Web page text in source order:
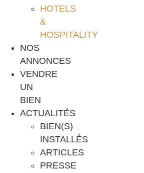
HOTELS
&
HOSPITALITY
NOS
ANNONCES
VENDRE
UN
BIEN
ACTUALITÉS
BIEN(S)
INSTALLÉS
ARTICLES
PRESSE